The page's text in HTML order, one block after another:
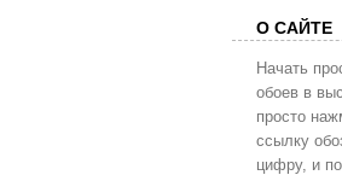
О САЙТЕ
Начать
обоев в
просто
ссылку
цифру, и